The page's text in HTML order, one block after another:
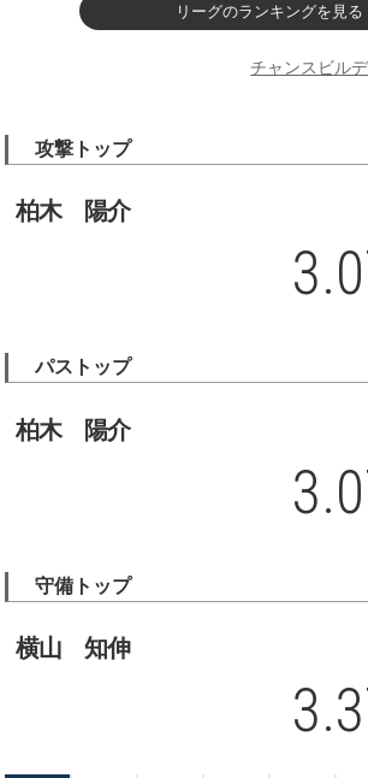
リーグのランキングを見る
チャンスビル
攻撃トップ
柏木 陽介
パストップ
柏木 陽介
守備トップ
横山 知伸